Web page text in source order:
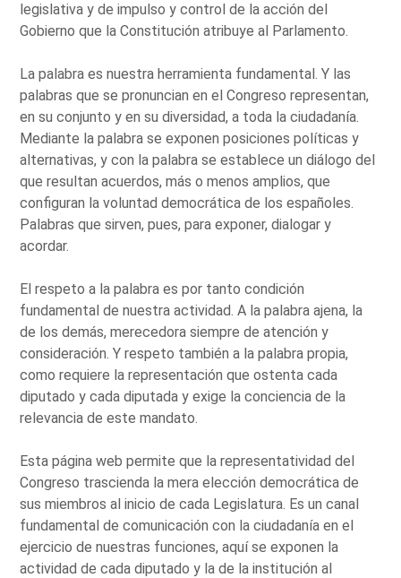
legislativa y de impulso y control de la acción del
Gobierno que la Constitución atribuye al Parlamento.
La palabra es nuestra herramienta fundamental. Y las
palabras que se pronuncian en el Congreso representan,
en su conjunto y en su diversidad, a toda la ciudadanía.
Mediante la palabra se exponen posiciones políticas y
alternativas, y con la palabra se establece un diálogo del
que resultan acuerdos, más o menos amplios, que
configuran la voluntad democrática de los españoles.
Palabras que sirven, pues, para exponer, dialogar y
acordar.
El respeto a la palabra es por tanto condición
fundamental de nuestra actividad. A la palabra ajena, la
de los demás, merecedora siempre de atención y
consideración. Y respeto también a la palabra propia,
como requiere la representación que ostenta cada
diputado y cada diputada y exige la conciencia de la
relevancia de este mandato.
Esta página web permite que la representatividad del
Congreso trascienda la mera elección democrática de
sus miembros al inicio de cada Legislatura. Es un canal
fundamental de comunicación con la ciudadanía en el
ejercicio de nuestras funciones, aquí se exponen la
actividad de cada diputado y la de la institución al